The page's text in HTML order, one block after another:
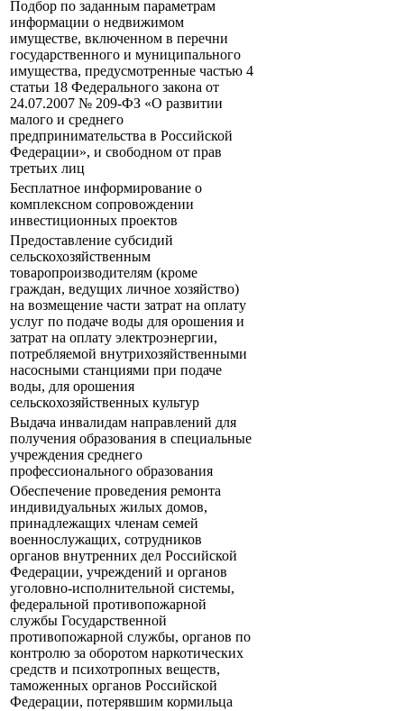
Подбор по заданным параметрам
информации о недвижимом
имуществе, включенном в перечни
государственного и муниципального
имущества, предусмотренные частью 4
статьи 18 Федерального закона от
24.07.2007 № 209-ФЗ «О развитии
малого и среднего
предпринимательства в Российской
Федерации», и свободном от прав
третьих лиц
Бесплатное информирование о
комплексном сопровождении
инвестиционных проектов
Предоставление субсидий
сельскохозяйственным
товаропроизводителям (кроме
граждан, ведущих личное хозяйство)
на возмещение части затрат на оплату
услуг по подаче воды для орошения и
затрат на оплату электроэнергии,
потребляемой внутрихозяйственными
насосными станциями при подаче
воды, для орошения
сельскохозяйственных культур
Выдача инвалидам направлений для
получения образования в специальные
учреждения среднего
профессионального образования
Обеспечение проведения ремонта
индивидуальных жилых домов,
принадлежащих членам семей
военнослужащих, сотрудников
органов внутренних дел Российской
Федерации, учреждений и органов
уголовно-исполнительной системы,
федеральной противопожарной
службы Государственной
противопожарной службы, органов по
контролю за оборотом наркотических
средств и психотропных веществ,
таможенных органов Российской
Федерации, потерявшим кормильца